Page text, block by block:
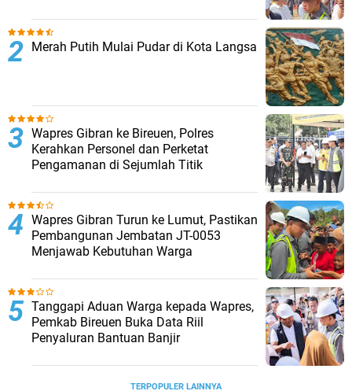
Merah Putih Mulai Pudar di Kota Langsa
Wapres Gibran ke Bireuen, Polres
Kerahkan Personel dan Perketat
Pengamanan di Sejumlah Titik
Wapres Gibran Turun ke Lumut, Pastikan
Pembangunan Jembatan JT-0053
Menjawab Kebutuhan Warga
Tanggapi Aduan Warga kepada Wapres,
Pemkab Bireuen Buka Data Riil
Penyaluran Bantuan Banjir
TERPOPULER LAINNYA